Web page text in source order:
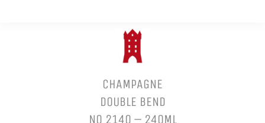
CHAMPAGNE
DOUBLE BEND
NO 2140 – 240ML